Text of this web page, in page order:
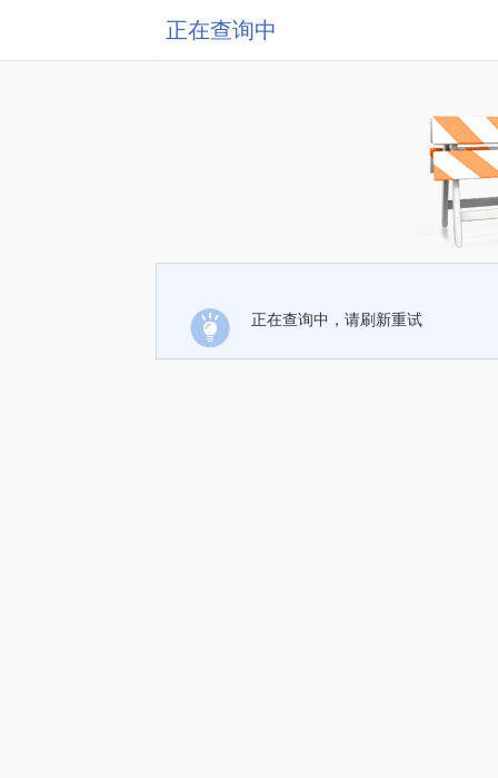
正在查询中
正在查询中，请刷新重试